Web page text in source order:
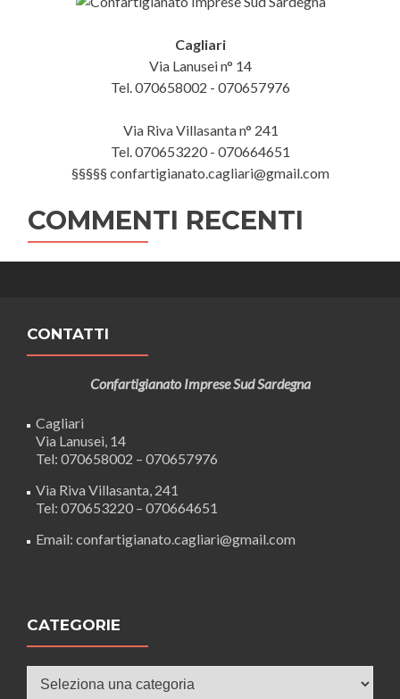
Cagliari
Via Lanusei n° 14
Tel. 070658002 - 070657976
Via Riva Villasanta n° 241
Tel. 070653220 - 070664651
§§§§§ confartigianato.cagliari@gmail.com
COMMENTI RECENTI
CONTATTI
Confartigianato Imprese Sud Sardegna
Cagliari
Via Lanusei, 14
Tel: 070658002 – 070657976
Via Riva Villasanta, 241
Tel: 070653220 – 070664651
Email: confartigianato.cagliari@gmail.com
CATEGORIE